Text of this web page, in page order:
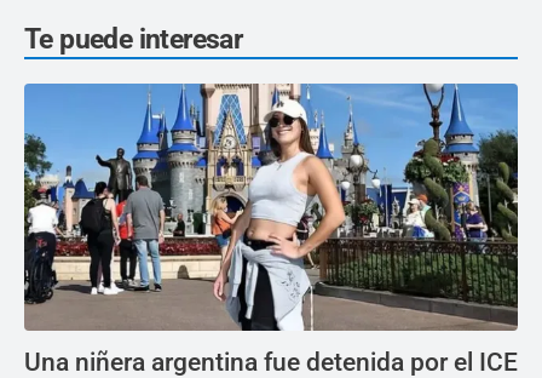
Te puede interesar
Una niñera argentina fue detenida por el ICE